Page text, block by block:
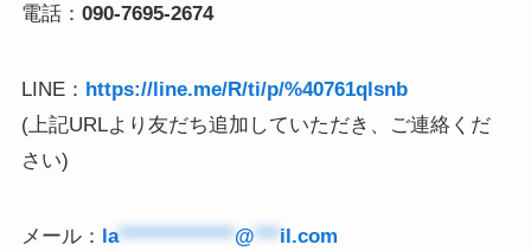
電話： 090-7695-2674
LINE： https://line.me/R/ti/p/%40761qlsnb
(上記URLより友だち追加していただき、ご連絡くだ
さい)
メール： la**************@***il.com